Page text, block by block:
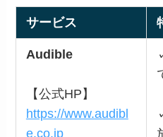
サービス
Audible
【公式HP】
https://www.audibl
e.co.jp